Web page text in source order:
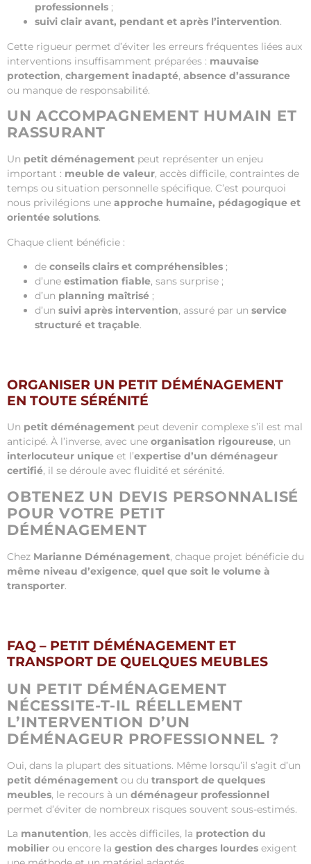
professionnels ;
suivi clair avant, pendant et après l’intervention.
Cette rigueur permet d’éviter les erreurs fréquentes liées aux
interventions insuffisamment préparées : mauvaise
protection, chargement inadapté, absence d’assurance
ou manque de responsabilité.
UN ACCOMPAGNEMENT HUMAIN ET
RASSURANT
Un petit déménagement peut représenter un enjeu
important : meuble de valeur, accès difficile, contraintes de
temps ou situation personnelle spécifique. C’est pourquoi
nous privilégions une approche humaine, pédagogique et
orientée solutions.
Chaque client bénéficie :
de conseils clairs et compréhensibles ;
d’une estimation fiable, sans surprise ;
d’un planning maîtrisé ;
d’un suivi après intervention, assuré par un service
structuré et traçable.
ORGANISER UN PETIT DÉMÉNAGEMENT
EN TOUTE SÉRÉNITÉ
Un petit déménagement peut devenir complexe s’il est mal
anticipé. À l’inverse, avec une organisation rigoureuse, un
interlocuteur unique et l’expertise d’un déménageur
certifié, il se déroule avec fluidité et sérénité.
OBTENEZ UN DEVIS PERSONNALISÉ
POUR VOTRE PETIT
DÉMÉNAGEMENT
Chez Marianne Déménagement, chaque projet bénéficie du
même niveau d’exigence, quel que soit le volume à
transporter.
FAQ – PETIT DÉMÉNAGEMENT ET
TRANSPORT DE QUELQUES MEUBLES
UN PETIT DÉMÉNAGEMENT
NÉCESSITE-T-IL RÉELLEMENT
L’INTERVENTION D’UN
DÉMÉNAGEUR PROFESSIONNEL ?
Oui, dans la plupart des situations. Même lorsqu’il s’agit d’un
petit déménagement ou du transport de quelques
meubles, le recours à un déménageur professionnel
permet d’éviter de nombreux risques souvent sous-estimés.
La manutention, les accès difficiles, la protection du
mobilier ou encore la gestion des charges lourdes exigent